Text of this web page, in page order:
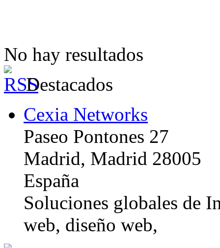
No hay resultados
Destacados
Cexia Networks
Paseo Pontones 27
Madrid, Madrid 28005
España
Soluciones globales de
web, diseño web,